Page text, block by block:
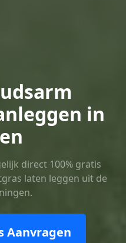
in
direct 100% gratis
laten leggen uit de
Aanvragen